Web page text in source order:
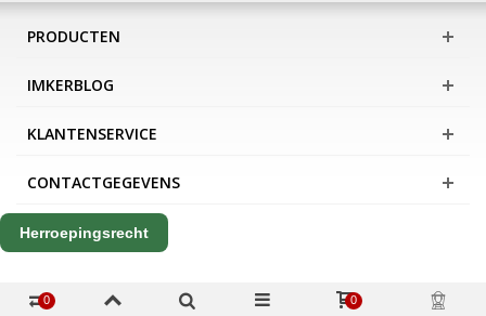
PRODUCTEN
IMKERBLOG
KLANTENSERVICE
CONTACTGEGEVENS
Herroepingsrecht
0 0